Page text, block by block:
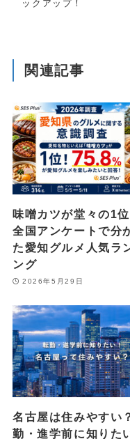
名古屋（尾張）を代表
関連記事
味噌カツが堂々の1
全国アンケートで分
た愛知グルメ人気ラ
2026年5月29日